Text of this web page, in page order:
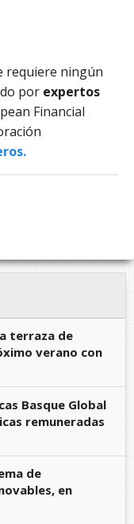
requiere ningún
por expertos
Financial
.
terraza de
verano con
Basque Global
remuneradas
de
en